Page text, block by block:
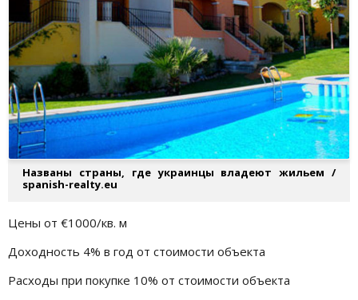
Названы страны, где украинцы владеют жильем /
spanish-realty.eu
Цены от €1000/кв. м
Доходность 4% в год от стоимости объекта
Расходы при покупке 10% от стоимости объекта